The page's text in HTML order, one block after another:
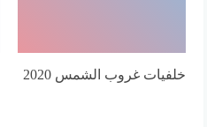
خلفيات غروب الشمس 2020